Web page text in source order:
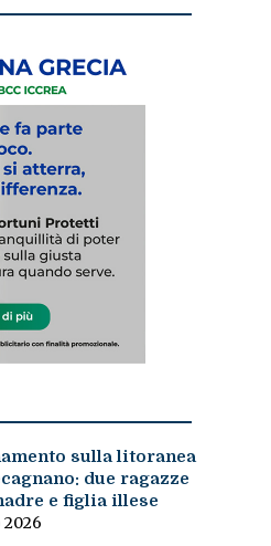
sulla litoranea
due ragazze
e figlia illese